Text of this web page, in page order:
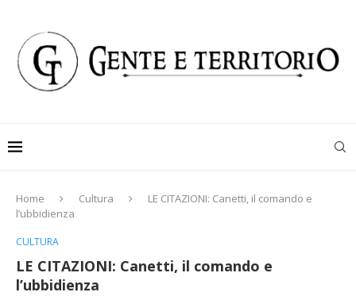
Home Cultura
LE CITAZIONI: Canetti, il comando e
l’ubbidienza
CULTURA
LE CITAZIONI: Canetti, il comando e
l’ubbidienza